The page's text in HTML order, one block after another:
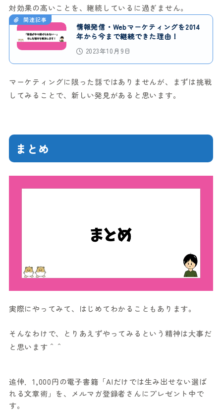
対効果の高いことを、継続しているに過ぎません。
関連記事
情報発信・Webマーケティングを2014
年から今まで継続できた理由！
2023年10月9日
マーケティングに限った話ではありませんが、まずは挑戦
してみることで、新しい発見があると思います。
まとめ
実際にやってみて、はじめてわかることもあります。
そんなわけで、とりあえずやってみるという精神は大事だ
と思います＾＾
追伸．1,000円の電子書籍「AIだけでは生み出せない選ば
れる文章術」を、メルマガ登録者さんにプレゼント中で
す。